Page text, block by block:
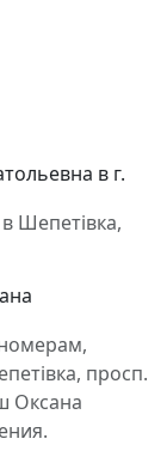
в г.
Шепетівка,
просп.
Оксана